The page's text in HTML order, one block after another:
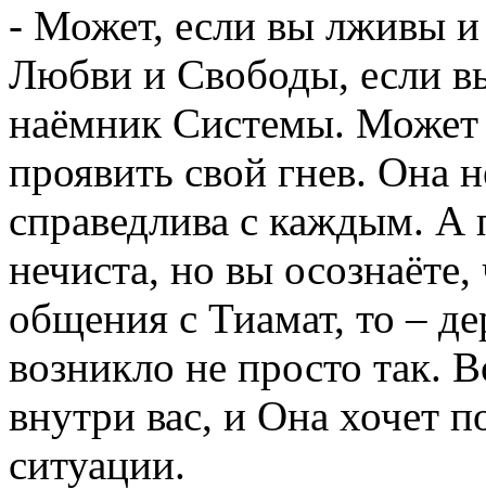
- Может, если вы лживы и
Любви и Свободы, если
наёмник Системы. Может
проявить свой гнев. Она
справедлива с каждым. А
нечиста, но вы
общения с Тиамат, то –
возникло не просто так.
внутри вас, и Она хочет
ситуации.